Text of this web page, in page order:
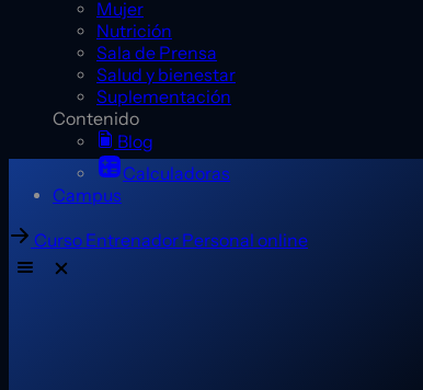
Mujer
Nutrición
Sala de Prensa
Salud y bienestar
Suplementación
Contenido
Blog
Calculadoras
Campus
Curso Entrenador Personal online